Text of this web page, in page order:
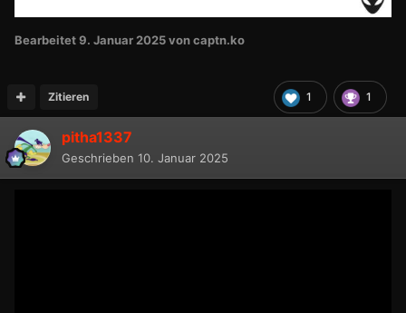
Bearbeitet9. Januar 2025von captn.ko
1 1
Zitieren
pitha1337
Geschrieben 10. Januar 2025